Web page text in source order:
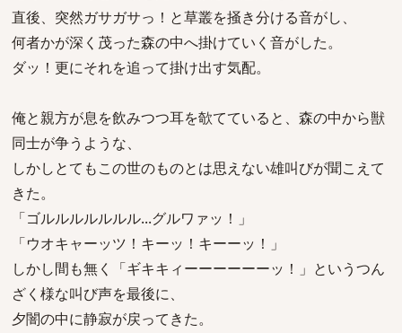
直後、突然ガサガサっ！と草叢を掻き分ける音がし、
何者かが深く茂った森の中へ掛けていく音がした。
ダッ！更にそれを追って掛け出す気配。
俺と親方が息を飲みつつ耳を欹てていると、森の中から獣
同士が争うような、
しかしとてもこの世のものとは思えない雄叫びが聞こえて
きた。
「ゴルルルルルルル...グルワァッ！」
「ウオキャーッツ！キーッ！キーーッ！」
しかし間も無く「ギキキィーーーーーーッ！」というつん
ざく様な叫び声を最後に、
夕闇の中に静寂が戻ってきた。